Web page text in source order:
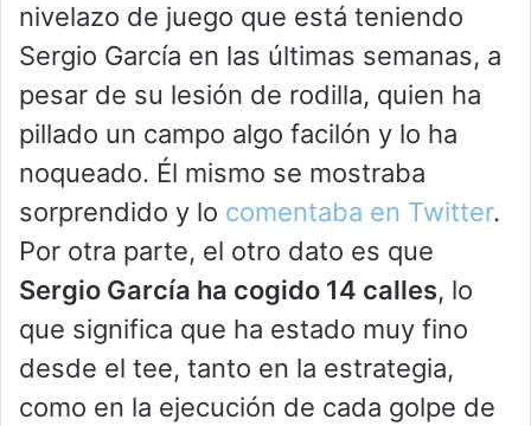
nivelazo de juego que está teniendo
Sergio García en las últimas semanas, a
pesar de su lesión de rodilla, quien ha
pillado un campo algo facilón y lo ha
noqueado. Él mismo se mostraba
sorprendido y lo comentaba en Twitter.
Por otra parte, el otro dato es que
Sergio García ha cogido 14 calles, lo
que significa que ha estado muy fino
desde el tee, tanto en la estrategia,
como en la ejecución de cada golpe de